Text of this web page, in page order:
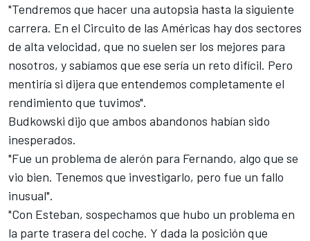
"Tendremos que hacer una autopsia hasta la siguiente
carrera. En el Circuito de las Américas hay dos sectores
de alta velocidad, que no suelen ser los mejores para
nosotros, y sabíamos que ese sería un reto difícil. Pero
mentiría si dijera que entendemos completamente el
rendimiento que tuvimos".
Budkowski dijo que ambos abandonos habían sido
inesperados.
"Fue un problema de alerón para Fernando, algo que se
vio bien. Tenemos que investigarlo, pero fue un fallo
inusual".
"Con Esteban, sospechamos que hubo un problema en
la parte trasera del coche. Y dada la posición que